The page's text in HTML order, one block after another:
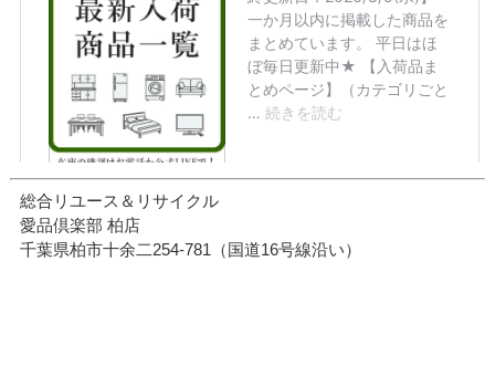
総合リユース＆リサイクル
愛品倶楽部 柏店
千葉県柏市十余二254-781（国道16号線沿い）